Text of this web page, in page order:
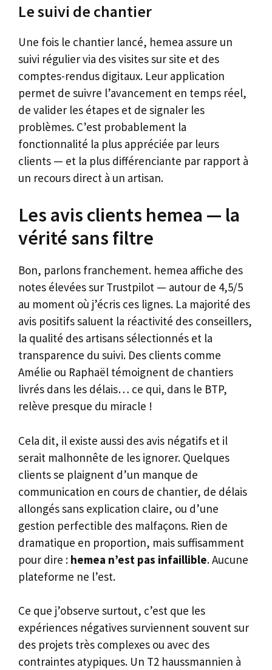
Le suivi de chantier
Une fois le chantier lancé, hemea assure un
suivi régulier via des visites sur site et des
comptes-rendus digitaux. Leur application
permet de suivre l’avancement en temps réel,
de valider les étapes et de signaler les
problèmes. C’est probablement la
fonctionnalité la plus appréciée par leurs
clients — et la plus différenciante par rapport à
un recours direct à un artisan.
Les avis clients hemea — la
vérité sans filtre
Bon, parlons franchement. hemea affiche des
notes élevées sur Trustpilot — autour de 4,5/5
au moment où j’écris ces lignes. La majorité des
avis positifs saluent la réactivité des conseillers,
la qualité des artisans sélectionnés et la
transparence du suivi. Des clients comme
Amélie ou Raphaël témoignent de chantiers
livrés dans les délais… ce qui, dans le BTP,
relève presque du miracle !
Cela dit, il existe aussi des avis négatifs et il
serait malhonnête de les ignorer. Quelques
clients se plaignent d’un manque de
communication en cours de chantier, de délais
allongés sans explication claire, ou d’une
gestion perfectible des malfaçons. Rien de
dramatique en proportion, mais suffisamment
pour dire : hemea n’est pas infaillible. Aucune
plateforme ne l’est.
Ce que j’observe surtout, c’est que les
expériences négatives surviennent souvent sur
des projets très complexes ou avec des
contraintes atypiques. Un T2 haussmannien à